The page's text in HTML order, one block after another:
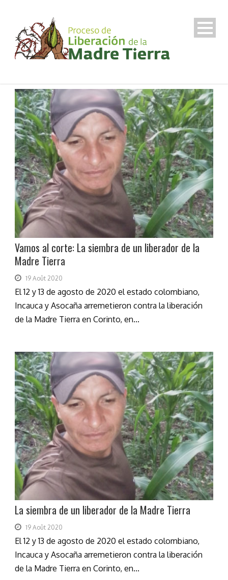
Vamos al corte: La siembra de un liberador de la
Madre Tierra
19 Août 2020
El 12 y 13 de agosto de 2020 el estado colombiano,
Incauca y Asocaña arremetieron contra la liberación
de la Madre Tierra en Corinto, en...
La siembra de un liberador de la Madre Tierra
19 Août 2020
El 12 y 13 de agosto de 2020 el estado colombiano,
Incauca y Asocaña arremetieron contra la liberación
de la Madre Tierra en Corinto, en...